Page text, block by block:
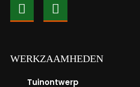
WERKZAAMHEDEN
Tuinontwerp